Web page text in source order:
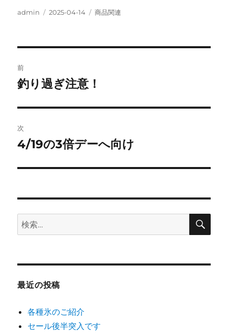
投
admin
投
2025-04-14
カ
商品関連
稿
ビ
ゲ
ー
ン
前
前
投
稿:
釣り過ぎ注意！
次
次
投
4/19の3倍デーへ向け
検
索:
検
最近の投稿
各種氷のご紹介
セール後半突入です